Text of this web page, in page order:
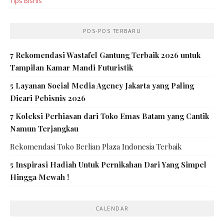
POS-POS TERBARU
7 Rekomendasi Wastafel Gantung Terbaik 2026 untuk
Tampilan Kamar Mandi Futuristik
5 Layanan Social Media Agency Jakarta yang Paling
Dicari Pebisnis 2026
7 Koleksi Perhiasan dari Toko Emas Batam yang Cantik
Namun Terjangkau
Rekomendasi Toko Berlian Plaza Indonesia Terbaik
5 Inspirasi Hadiah Untuk Pernikahan Dari Yang Simpel
Hingga Mewah !
CALENDAR